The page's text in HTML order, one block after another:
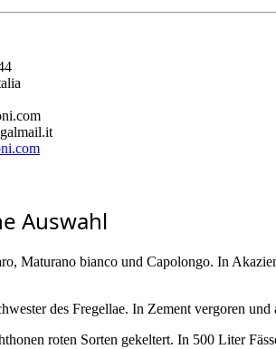
Auswahl
Maturano bianco und Capolongo. In
des Fregellae. In Zement vergoren
roten Sorten gekeltert. In 500 Liter